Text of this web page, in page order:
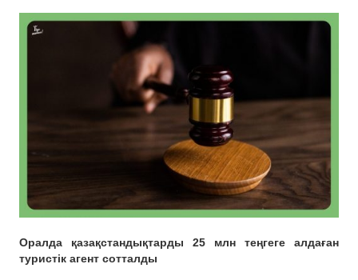
Оралда қазақстандықтарды 25 млн теңгеге алдаған
туристік агент сотталды